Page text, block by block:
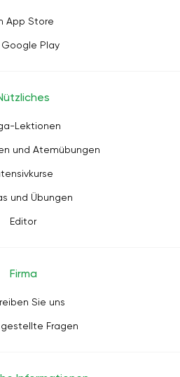
App Store
Google Play
Lektionen
und Atemübungen
und Übungen
Editor
Firma
Sie uns
gestellte Fragen